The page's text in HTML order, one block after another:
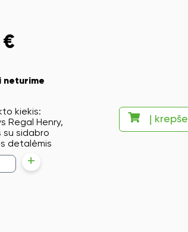
€
neturime
kiekis:
Regal Henry,
su sidabro
detalėmis
+
Į